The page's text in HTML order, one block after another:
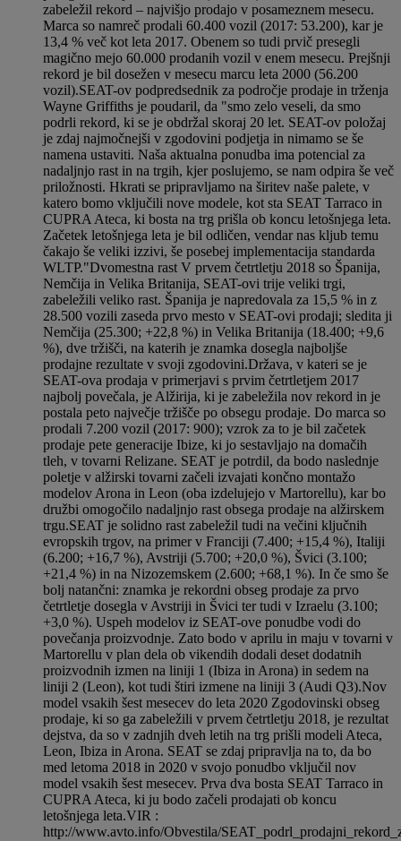
zabeležil rekord – najvišjo prodajo v posameznem mesecu.
Marca so namreč prodali 60.400 vozil (2017: 53.200), kar je
13,4 % več kot leta 2017. Obenem so tudi prvič presegli
magično mejo 60.000 prodanih vozil v enem mesecu. Prejšnji
rekord je bil dosežen v mesecu marcu leta 2000 (56.200
vozil).SEAT-ov podpredsednik za področje prodaje in trženja
Wayne Griffiths je poudaril, da "smo zelo veseli, da smo
podrli rekord, ki se je obdržal skoraj 20 let. SEAT-ov položaj
je zdaj najmočnejši v zgodovini podjetja in nimamo se še
namena ustaviti. Naša aktualna ponudba ima potencial za
nadaljnjo rast in na trgih, kjer poslujemo, se nam odpira še več
priložnosti. Hkrati se pripravljamo na širitev naše palete, v
katero bomo vključili nove modele, kot sta SEAT Tarraco in
CUPRA Ateca, ki bosta na trg prišla ob koncu letošnjega leta.
Začetek letošnjega leta je bil odličen, vendar nas kljub temu
čakajo še veliki izzivi, še posebej implementacija standarda
WLTP."Dvomestna rast V prvem četrtletju 2018 so Španija,
Nemčija in Velika Britanija, SEAT-ovi trije veliki trgi,
zabeležili veliko rast. Španija je napredovala za 15,5 % in z
28.500 vozili zaseda prvo mesto v SEAT-ovi prodaji; sledita ji
Nemčija (25.300; +22,8 %) in Velika Britanija (18.400; +9,6
%), dve tržišči, na katerih je znamka dosegla najboljše
prodajne rezultate v svoji zgodovini.Država, v kateri se je
SEAT-ova prodaja v primerjavi s prvim četrtletjem 2017
najbolj povečala, je Alžirija, ki je zabeležila nov rekord in je
postala peto največje tržišče po obsegu prodaje. Do marca so
prodali 7.200 vozil (2017: 900); vzrok za to je bil začetek
prodaje pete generacije Ibize, ki jo sestavljajo na domačih
tleh, v tovarni Relizane. SEAT je potrdil, da bodo naslednje
poletje v alžirski tovarni začeli izvajati končno montažo
modelov Arona in Leon (oba izdelujejo v Marto­rellu), kar bo
družbi omogočilo nadaljnjo rast obsega prodaje na alžirskem
trgu.SEAT je solidno rast zabeležil tudi na večini ključnih
evropskih trgov, na primer v Franciji (7.400; +15,4 %), Italiji
(6.200; +16,7 %), Avstriji (5.700; +20,0 %), Švici (3.100;
+21,4 %) in na Nizozemskem (2.600; +68,1 %). In če smo še
bolj natančni: znamka je rekordni obseg prodaje za prvo
četrtletje dosegla v Avstriji in Švici ter tudi v Izraelu (3.100;
+3,0 %). Uspeh modelov iz SEAT-ove ponudbe vodi do
povečanja proizvodnje. Zato bodo v aprilu in maju v tovarni v
Martorellu v plan dela ob vikendih dodali deset dodatnih
proizvodnih izmen na liniji 1 (Ibiza in Arona) in sedem na
liniji 2 (Leon), kot tudi štiri izmene na liniji 3 (Audi Q3).Nov
model vsakih šest mesecev do leta 2020 Zgodovinski obseg
prodaje, ki so ga zabeležili v prvem četrtletju 2018, je rezultat
dejstva, da so v zadnjih dveh letih na trg prišli modeli Ateca,
Leon, Ibiza in Arona. SEAT se zdaj pripravlja na to, da bo
med letoma 2018 in 2020 v svojo ponudbo vključil nov
model vsakih šest mesecev. Prva dva bosta SEAT Tarraco in
CUPRA Ateca, ki ju bodo začeli prodajati ob koncu
letošnjega leta.VIR :
http://www.avto.info/Obvestila/